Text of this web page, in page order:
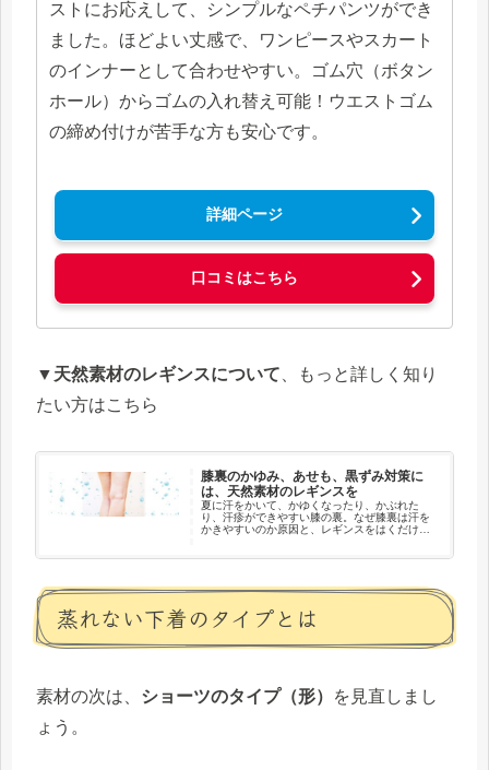
ストにお応えして、シンプルなペチパンツができ
ました。ほどよい丈感で、ワンピースやスカート
のインナーとして合わせやすい。ゴム穴（ボタン
ホール）からゴムの入れ替え可能！ウエストゴム
の締め付けが苦手な方も安心です。
詳細ページ
口コミはこちら
▼ 天然素材のレギンスについて、もっと詳しく知り
たい方はこちら
膝裏のかゆみ、あせも、黒ずみ対策に
は、天然素材のレギンスを
夏に汗をかいて、かゆくなったり、かぶれた
り、汗疹ができやすい膝の裏。なぜ膝裏は汗を
かきやすいのか原因と、レギンスをはくだけの
蒸れない下着のタイプとは
素材の次は、 ショーツのタイプ（形）
を見直しまし
ょう。